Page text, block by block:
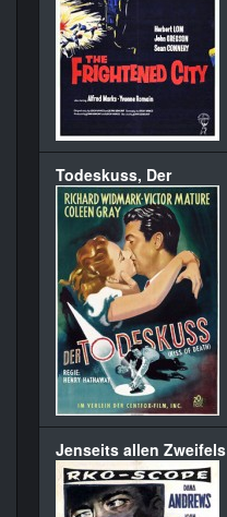
Todeskuss, Der
Jenseits allen Zweifels